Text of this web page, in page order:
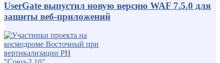
UserGate выпустил новую версию WAF 7.5.0 для
защиты веб-приложений